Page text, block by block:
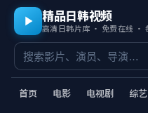
精品日韩视频
首页 电影 电视剧 综艺